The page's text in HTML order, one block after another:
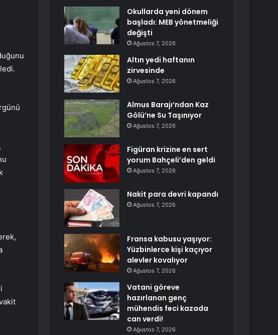
Okullarda yeni dönem
başladı: MEB yönetmeliği
değişti
Ağustos 7, 2026
Altın yedi haftanın
zirvesinde
Ağustos 7, 2026
Almus Barajı’ndan Kaz
Gölü’ne Su Taşınıyor
Ağustos 7, 2026
Figüran krizine en sert
yorum Bahçeli’den geldi
Ağustos 7, 2026
Nakit para devri kapandı
Ağustos 7, 2026
Fransa kabusu yaşıyor:
Yüzbinlerce kişi kaçıyor
alevler kovalıyor
Ağustos 7, 2026
Vatani göreve
hazırlanan genç
mühendis feci kazada
can verdi!
Ağustos 7, 2026